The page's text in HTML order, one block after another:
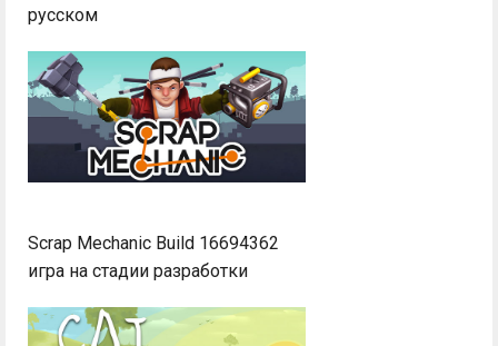
русском
Scrap Mechanic Build 16694362
игра на стадии разработки